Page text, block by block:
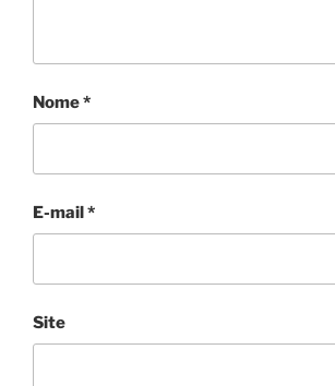
Nome*
E-mail*
Site